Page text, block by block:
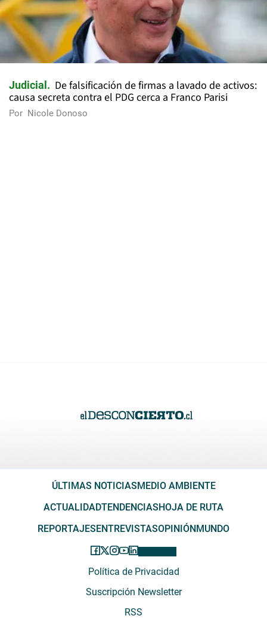
Judicial
De falsificación de firmas a lavado de activos:
causa secreta contra el PDG cerca a Franco Parisi
Por Nicole Donoso
ÚLTIMAS NOTICIAS MEDIO AMBIENTE
ACTUALIDADTENDENCIAS HOJA DE RUTA
REPORTAJES ENTREVISTASOPINIÓN MUNDO
Política de Privacidad
Suscripción Newsletter
RSS